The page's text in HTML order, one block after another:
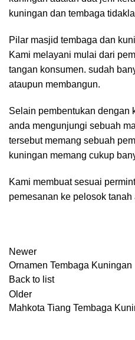
kuningan dan tembaga
Pilar masjid tembaga dan
Kami melayani mulai dari
tangan konsumen. sudah
ataupun membangun.
Selain pembentukan dengan
anda mengunjungi sebuah
tersebut memang sebuah
kuningan memang cukup
Kami membuat sesuai
pemesanan ke pelosok
Newer
Ornamen Tembaga Kuningan
Back to list
Older
Mahkota Tiang Tembaga